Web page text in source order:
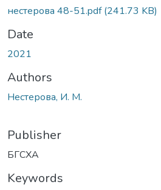
нестерова 48-51.pdf(241.73 KB)
Date
2021
Authors
Нестерова, И. М.
Publisher
БГСХА
Keywords